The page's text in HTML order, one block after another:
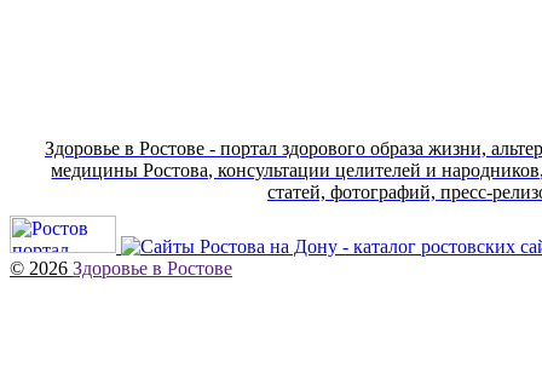
Здоровье в Ростове - портал здорового образа жизни,
медицины Ростова, консультации целителей и
статей, фотографий, пресс-
© 2026 Здоровье в Ростове